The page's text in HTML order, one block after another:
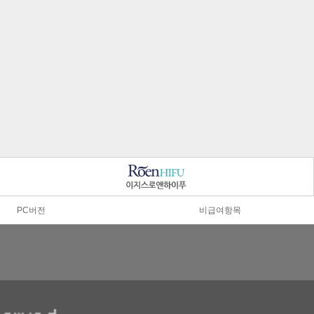
PC버전 비급여항목